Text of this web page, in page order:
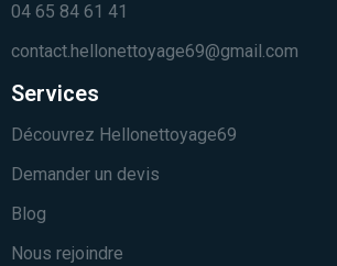
04 65 84 61 41
contact.hellonettoyage69@gmail.com
Services
Découvrez Hellonettoyage69
Demander un devis
Blog
Nous rejoindre